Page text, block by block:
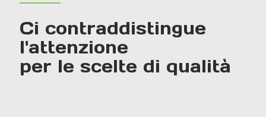
Ci contraddistingue
l'attenzione
per le scelte di qualità